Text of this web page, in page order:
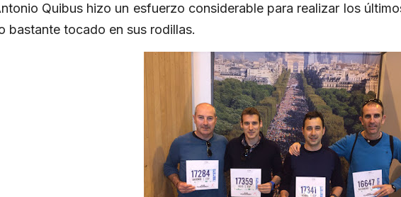
Quibus hizo un esfuerzo considerable para realizar los
bastante tocado en sus rodillas.